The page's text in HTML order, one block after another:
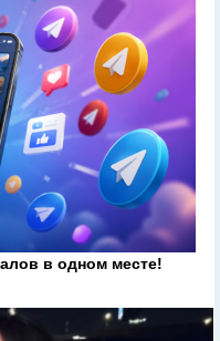
в одном месте!